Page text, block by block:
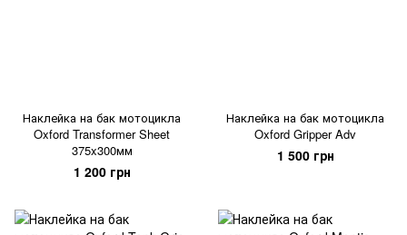
Наклейка на бак мотоцикла
Oxford Transformer Sheet
375x300мм
1 200 грн
Наклейка на бак мотоцикла
Oxford Gripper Adv
1 500 грн